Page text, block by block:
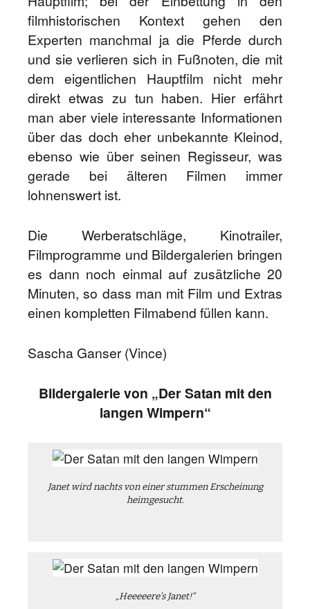
filmhistorischen Kontext gehen den
Experten manchmal ja die Pferde durch
und sie verlieren sich in Fußnoten, die mit
dem eigentlichen Hauptfilm nicht mehr
direkt etwas zu tun haben. Hier erfährt
man aber viele interessante Informationen
über das doch eher unbekannte Kleinod,
ebenso wie über seinen Regisseur, was
gerade bei älteren Filmen immer
lohnenswert ist.
Die Werberatschläge, Kinotrailer,
Filmprogramme und Bildergalerien bringen
es dann noch einmal auf zusätzliche 20
Minuten, so dass man mit Film und Extras
einen kompletten Filmabend füllen kann.
Sascha Ganser (Vince)
Bildergalerie von „Der Satan mit den
langen Wimpern“
Janet wird nachts von einer stummen Erscheinung
heimgesucht.
„Heeeeere’s Janet!“